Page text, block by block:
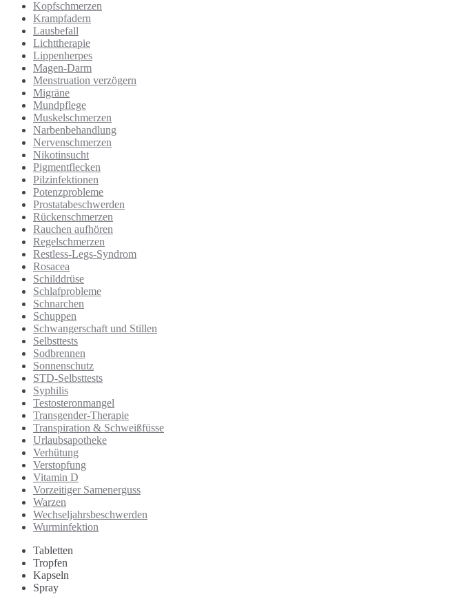
Kopfschmerzen
Krampfadern
Lausbefall
Lichttherapie
Lippenherpes
Magen-Darm
Menstruation verzögern
Migräne
Mundpflege
Muskelschmerzen
Narbenbehandlung
Nervenschmerzen
Nikotinsucht
Pigmentflecken
Pilzinfektionen
Potenzprobleme
Prostatabeschwerden
Rückenschmerzen
Rauchen aufhören
Regelschmerzen
Restless-Legs-Syndrom
Rosacea
Schilddrüse
Schlafprobleme
Schnarchen
Schuppen
Schwangerschaft und Stillen
Selbsttests
Sodbrennen
Sonnenschutz
STD-Selbsttests
Syphilis
Testosteronmangel
Transgender-Therapie
Transpiration & Schweißfüsse
Urlaubsapotheke
Verhütung
Verstopfung
Vitamin D
Vorzeitiger Samenerguss
Warzen
Wechseljahrsbeschwerden
Wurminfektion
Tabletten
Tropfen
Kapseln
Spray